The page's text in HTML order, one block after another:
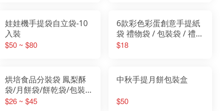
娃娃機手提袋自立袋-10
入裝
$50 ~ $80
6款彩色彩蛋創意手提紙
袋 禮物袋 / 包裝袋 / 禮物
袋/兒童節送禮袋/烘培
$18
烘培食品分裝袋 鳳梨酥
袋/月餅袋/餅乾袋/包裝
袋
$26 ~ $45
中秋手提月餅包裝盒
$50